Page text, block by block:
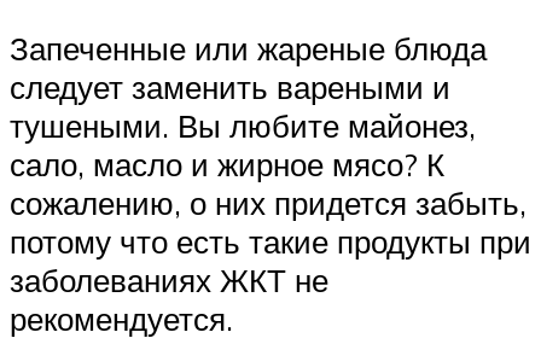
Запеченные или жареные блюда
следует заменить вареными и
тушеными. Вы любите майонез,
сало, масло и жирное мясо? К
сожалению, о них придется забыть,
потому что есть такие продукты при
заболеваниях ЖКТ не
рекомендуется.